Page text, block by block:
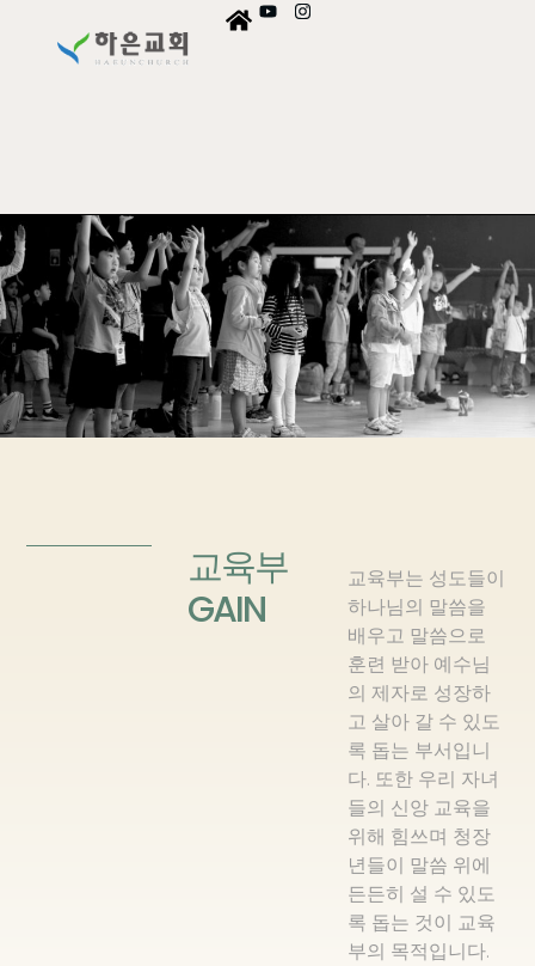
교육부
GAIN
교육부는 성도들이
하나님의 말씀을
배우고 말씀으로
훈련 받아 예수님
의 제자로 성장하
고 살아 갈 수 있도
록 돕는 부서입니
다. 또한 우리 자녀
들의 신앙 교육을
위해 힘쓰며 청장
년들이 말씀 위에
든든히 설 수 있도
록 돕는 것이 교육
부의 목적입니다.